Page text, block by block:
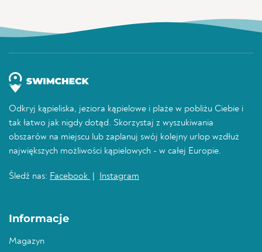
Odkryj kąpieliska, jeziora kąpielowe i plaże w pobliżu Ciebie i
tak łatwo jak nigdy dotąd. Skorzystaj z wyszukiwania
obszarów na miejscu lub zaplanuj swój kolejny urlop wzdłuż
największych możliwości kąpielowych - w całej Europie.
Śledź nas: Facebook Instagram
Informacje
Magazyn